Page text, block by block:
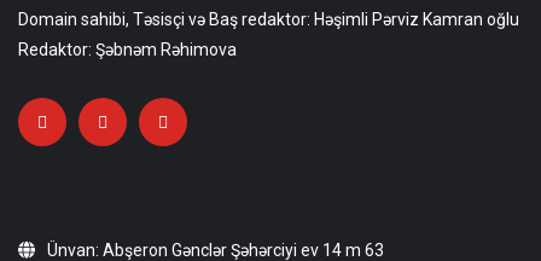
Domain sahibi, Təsisçi və Baş redaktor: Həşimli Pərviz Kamran oğlu
Redaktor: Şəbnəm Rəhimova
Ünvan: Abşeron Gənclər Şəhərciyi ev 14 m 63